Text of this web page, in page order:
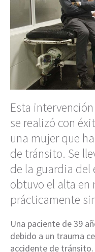
Esta
se realizó con
una mujer que
de tránsito. Se
de la guardia del
obtuvo el alta en
prácticamente
Una paciente de 39
debido a un trauma
accidente de